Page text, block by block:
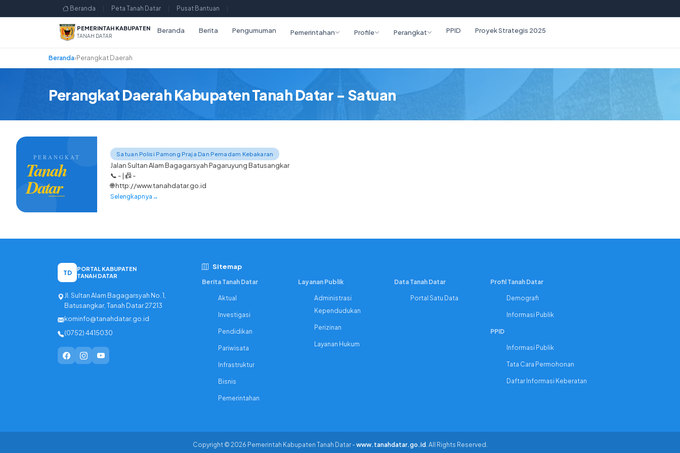
Beranda Peta Tanah Datar Pusat Bantuan
PEMERINTAH KABUPATEN
TANAH DATAR
Beranda Berita Pengumuman Pemerintahan Profile Perangkat PPID Proyek Strategis 2025
Beranda›Perangkat Daerah
Perangkat Daerah Kabupaten Tanah Datar - Satuan
PERANGKAT
Tanah
Datar
Satuan Polisi Pamong Praja Dan Pemadam Kebakaran
Jalan Sultan Alam Bagagarsyah Pagaruyung Batusangkar
📞 - | 📠 -
🌐 http://www.tanahdatar.go.id
Selengkapnya →
TD
PORTAL KABUPATEN
TANAH DATAR
Jl. Sultan Alam Bagagarsyah No. 1,
Batusangkar, Tanah Datar 27213
kominfo@tanahdatar.go.id
(0752) 4415030
Sitemap
Berita Tanah Datar
Aktual
Investigasi
Pendidikan
Pariwisata
Infrastruktur
Bisnis
Pemerintahan
Layanan Publik
Administrasi
Kependudukan
Perizinan
Layanan Hukum
Data Tanah Datar
Portal Satu Data
Profil Tanah Datar
Demografi
Informasi Publik
PPID
Informasi Publik
Tata Cara Permohonan
Daftar Informasi Keberatan
Copyright © 2026 Pemerintah Kabupaten Tanah Datar - www.tanahdatar.go.id . All Rights Reserved.